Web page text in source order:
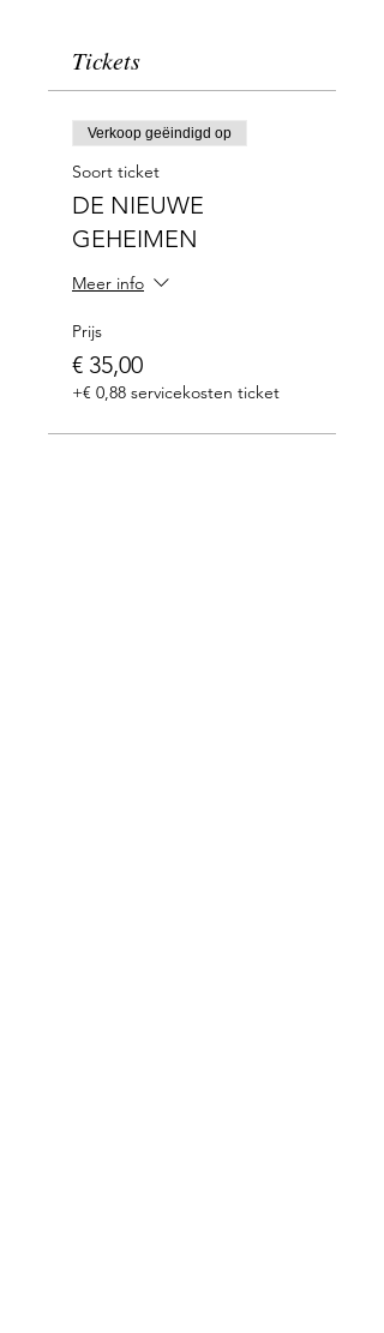
Tickets
Verkoop geëindigd op
Soort ticket
DE NIEUWE
GEHEIMEN
Meer info
Prijs
€ 35,00
+€ 0,88 servicekosten ticket